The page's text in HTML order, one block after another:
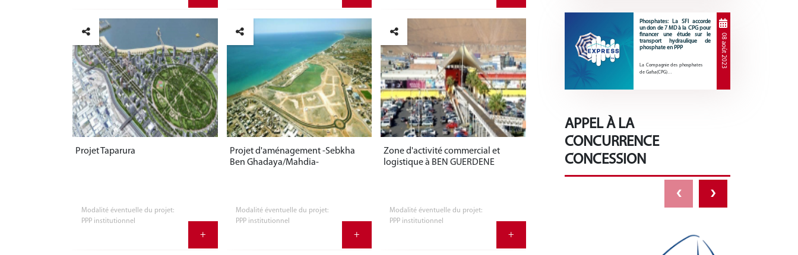
Projet Taparura
Modalité éventuelle du projet:
PPP institutionnel
+
Projet d'aménagement -Sebkha
Ben Ghadaya/Mahdia-
Modalité éventuelle du projet:
PPP institutionnel
+
Zone d'activité commercial et
logistique à BEN GUERDENE
Modalité éventuelle du projet:
PPP institutionnel
+
Phosphates: La SFI accorde
un don de 7 MD à la CPG pour
financer une étude sur le
transport hydraulique de
phosphate en PPP
La Compagnie des phosphates
de Gafsa(CPG)…
08 août 2023
APPEL À LA
CONCURRENCE
CONCESSION
‹ ›